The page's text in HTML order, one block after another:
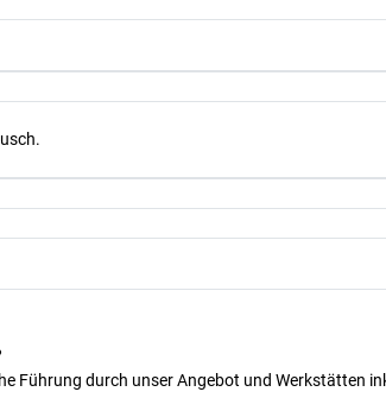
Führung durch unser Angebot und Werkstätten